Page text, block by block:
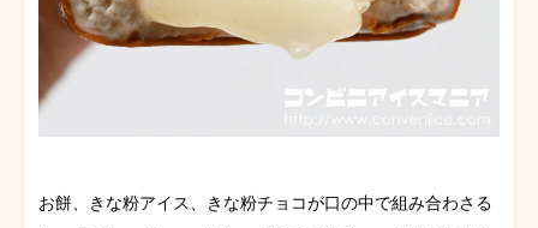
お餅、きな粉アイス、きな粉チョコが口の中で組み合わさる